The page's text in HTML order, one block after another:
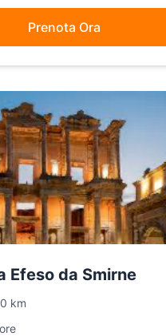
Prenota Ora
Efeso da Smirne
km